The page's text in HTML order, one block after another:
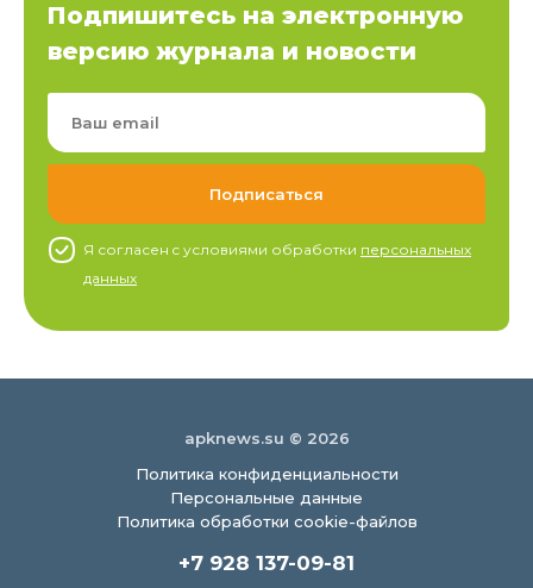
Подпишитесь на электронную
версию журнала и новости
Я согласен c условиями обработки персональных
данных
apknews.su © 2026
Политика конфиденциальности
Персональные данные
Политика обработки cookie-файлов
+7 928 137-09-81